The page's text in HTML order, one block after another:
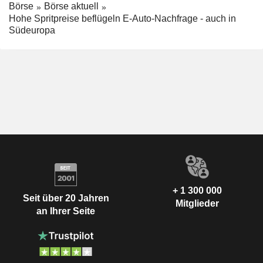
Börse
Börse aktuell
Hohe Spritpreise beflügeln E-Auto-Nachfrage - auch in
Südeuropa
Seit über 20 Jahren
an Ihrer Seite
+ 1 300 000
Mitglieder